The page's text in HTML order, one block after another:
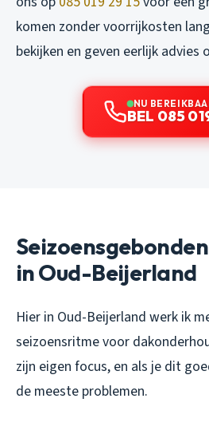
komen zonder voorrijkosten
bekijken en geven eerlijk advies
NU
BEL 085
in Oud-Beijerland
Hier in Oud-Beijerland werk ik
seizoensritme voor
zijn eigen focus, en als je dit
de meeste problemen.